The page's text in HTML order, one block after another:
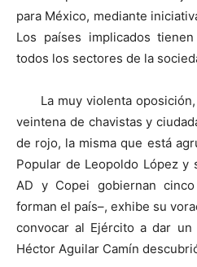
para México, mediante
Los países implicados
todos los sectores de la
La muy violenta
veintena de chavistas y
de rojo, la misma que está
Popular de Leopoldo López y
AD y Copei gobiernan
forman el país–, exhibe su
convocar al Ejército a dar
Héctor Aguilar Camín